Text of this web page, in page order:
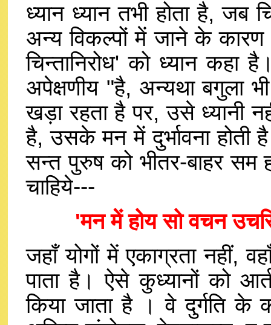
ध्यान ध्यान तभी होता है, जब
अन्य विकल्पों में जाने के कारण
चिन्तानिरोध' को ध्यान
अपेक्षणीय "है, अन्यथा बगुला
खड़ा रहता है पर, उसे ध्यानी
है, उसके मन में दुर्भावना होती
सन्त पुरुष को भीतर-बाहर सम
चाहिये---
'मन में होय सो वचन
जहाँ योगों में एकाग्रता नहीं,
पाता है। ऐसे कुध्यानों को
किया जाता है । वे दुर्गति के